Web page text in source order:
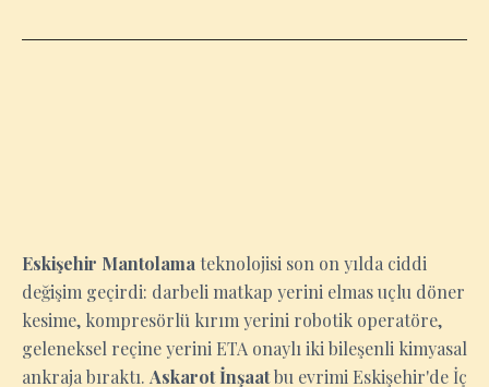
Eskişehir Mantolama teknolojisi son on yılda ciddi
değişim geçirdi: darbeli matkap yerini elmas uçlu döner
kesime, kompresörlü kırım yerini robotik operatöre,
geleneksel reçine yerini ETA onaylı iki bileşenli kimyasal
ankraja bıraktı. Askarot İnşaatbu evrimi Eskişehir'de İç